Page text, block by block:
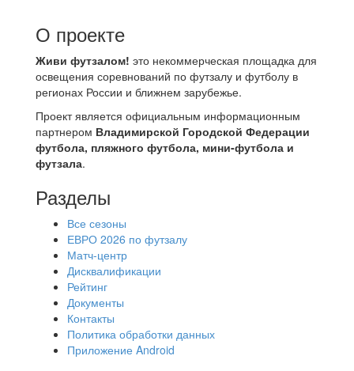
О проекте
Живи футзалом! это некоммерческая площадка для
освещения соревнований по футзалу и футболу в
регионах России и ближнем зарубежье.
Проект является официальным информационным
партнером Владимирской Городской Федерации
футбола, пляжного футбола, мини-футбола и
футзала.
Разделы
Все сезоны
ЕВРО 2026 по футзалу
Матч-центр
Дисквалификации
Рейтинг
Документы
Контакты
Политика обработки данных
Приложение Android